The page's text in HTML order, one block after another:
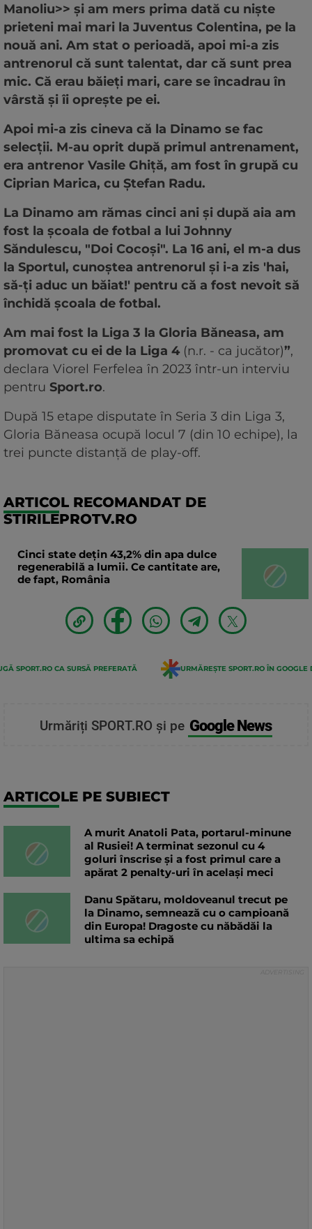
Manoliu>> și am mers prima dată cu niște
prieteni mai mari la Juventus Colentina, pe la
nouă ani. Am stat o perioadă, apoi mi-a zis
antrenorul că sunt talentat, dar că sunt prea
mic. Că erau băieți mari, care se încadrau în
vârstă și îi oprește pe ei.
Apoi mi-a zis cineva că la Dinamo se fac
selecții. M-au oprit după primul antrenament,
era antrenor Vasile Ghiță, am fost în grupă cu
Ciprian Marica, cu Ștefan Radu.
La Dinamo am rămas cinci ani și după aia am
fost la școala de fotbal a lui Johnny
Săndulescu, "Doi Cocoși". La 16 ani, el m-a dus
la Sportul, cunoștea antrenorul și i-a zis 'hai,
să-ți aduc un băiat!' pentru că a fost nevoit să
închidă școala de fotbal.
Am mai fost la Liga 3 la Gloria Băneasa, am
promovat cu ei de la Liga 4 (n.r. - ca jucător)”,
declara Viorel Ferfelea în 2023 într-un interviu
pentru Sport.ro.
După 15 etape disputate în Seria 3 din Liga 3,
Gloria Băneasa ocupă locul 7 (din 10 echipe), la
trei puncte distanță de play-off.
ARTICOL RECOMANDAT DE
STIRILEPROTV.RO
Cinci state dețin 43,2% din apa dulce
regenerabilă a lumii. Ce cantitate are,
de fapt, România
SPORT.RO CA SURSĂ PREFERATĂ URMĂREȘTE SPORT.RO ÎN GOOGLE
Urmăriți SPORT.RO și pe Google News
ARTICOLE PE SUBIECT
A murit Anatoli Pata, portarul-minune
al Rusiei! A terminat sezonul cu 4
goluri înscrise și a fost primul care a
apărat 2 penalty-uri în același meci
Danu Spătaru, moldoveanul trecut pe
la Dinamo, semnează cu o campioană
din Europa! Dragoste cu năbădăi la
ultima sa echipă